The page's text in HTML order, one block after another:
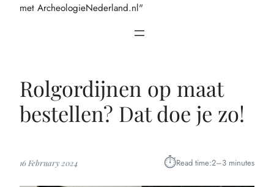
met ArcheologieNederland.nl"
Rolgordijnen op maat
bestellen? Dat doe je zo!
16 February 2024 ⏱︎Read time:2–3 minutes